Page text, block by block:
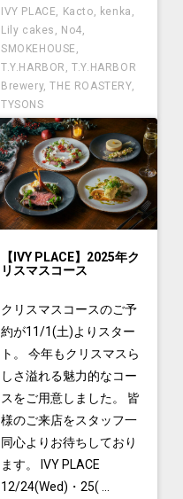
IVY PLACE
Kacto kenka
Lily cakes
No4
SMOKEHOUSE
T.Y.HARBOR
,T.Y.HARBOR
Brewery,THE ROASTERY,
TYSONS
【IVY PLACE】2025年ク
リスマスコース
クリスマスコースのご予
約が11/1(土)よりスター
ト。 今年もクリスマスら
しさ溢れる魅力的なコー
スをご用意しました。 皆
様のご来店をスタッフ一
同心よりお待ちしており
ます。 IVY PLACE
12/24(Wed)・25( ...